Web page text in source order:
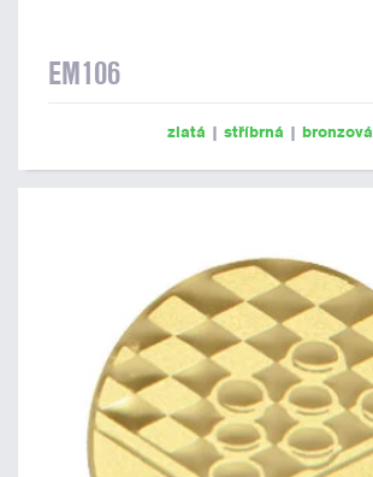
EM106
zlatá | stříbrná | bronzová